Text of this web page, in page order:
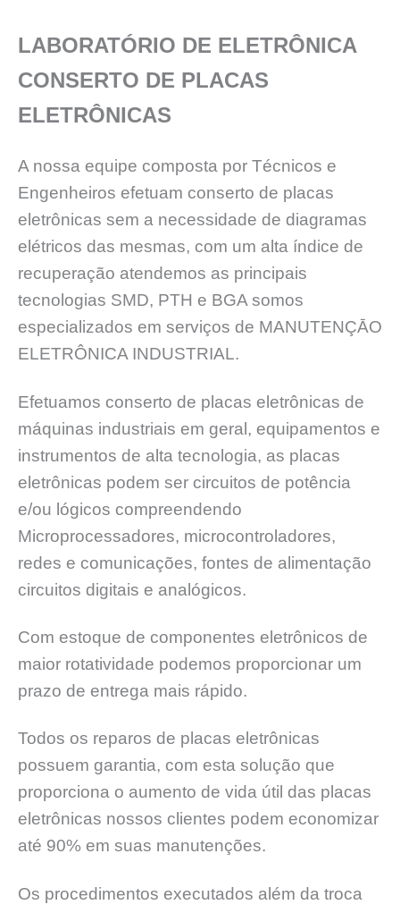
LABORATÓRIO DE ELETRÔNICA
CONSERTO DE PLACAS
ELETRÔNICAS
A nossa equipe composta por Técnicos e
Engenheiros efetuam conserto de placas
eletrônicas sem a necessidade de diagramas
elétricos das mesmas, com um alta índice de
recuperação atendemos as principais
tecnologias SMD, PTH e BGA somos
especializados em serviços de MANUTENÇĀO
ELETRÔNICA INDUSTRIAL.
Efetuamos conserto de placas eletrônicas de
máquinas industriais em geral, equipamentos e
instrumentos de alta tecnologia, as placas
eletrônicas podem ser circuitos de potência
e/ou lógicos compreendendo
Microprocessadores, microcontroladores,
redes e comunicações, fontes de alimentação
circuitos digitais e analógicos.
Com estoque de componentes eletrônicos de
maior rotatividade podemos proporcionar um
prazo de entrega mais rápido.
Todos os reparos de placas eletrônicas
possuem garantia, com esta solução que
proporciona o aumento de vida útil das placas
eletrônicas nossos clientes podem economizar
até 90% em suas manutenções.
Os procedimentos executados além da troca